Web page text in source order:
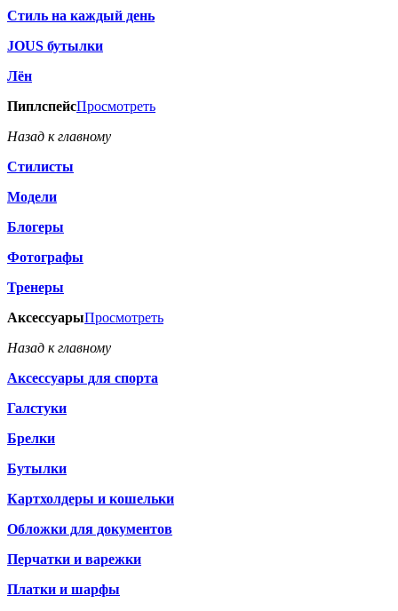
Стиль на каждый день
JOUS бутылки
Лён
ПиплспейсПросмотреть
Назад к главному
Стилисты
Модели
Блогеры
Фотографы
Тренеры
АксессуарыПросмотреть
Назад к главному
Аксессуары для спорта
Галстуки
Брелки
Бутылки
Картхолдеры и кошельки
Обложки для документов
Перчатки и варежки
Платки и шарфы